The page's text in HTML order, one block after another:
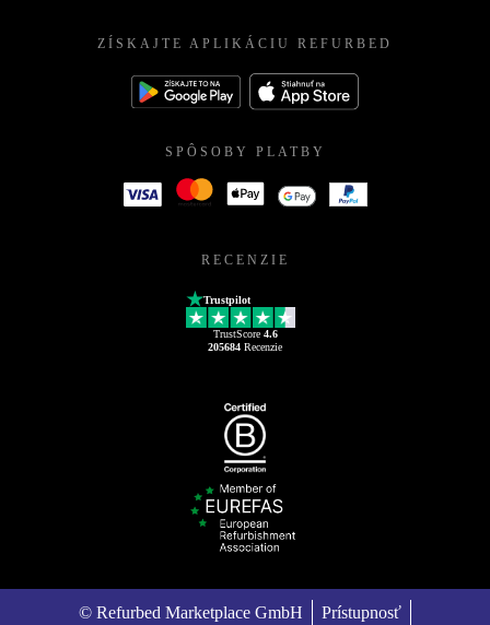
ZÍSKAJTE APLIKÁCIU REFURBED
SPÔSOBY PLATBY
RECENZIE
Trustpilot
TrustScore 4.6
205684 Recenzie
© Refurbed Marketplace GmbH Prístupnosť